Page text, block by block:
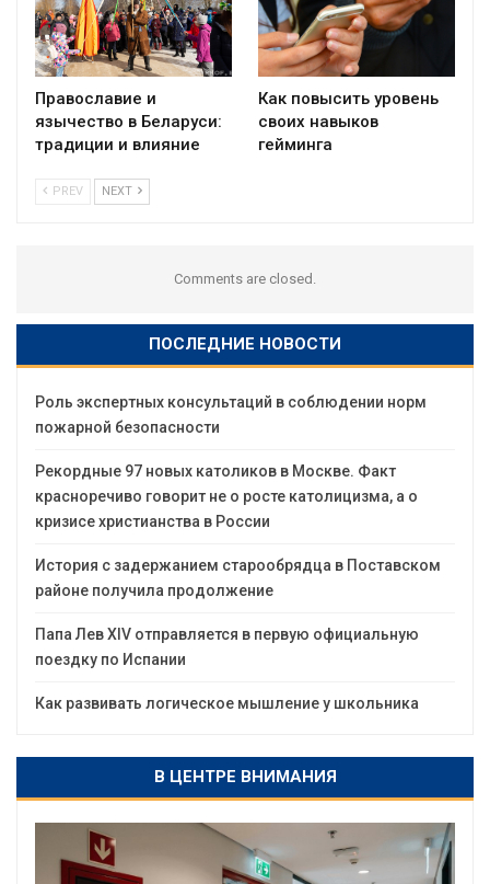
Православие и
язычество в Беларуси:
традиции и влияние
Как повысить уровень
своих навыков
гейминга
PREV NEXT
Comments are closed.
ПОСЛЕДНИЕ НОВОСТИ
Роль экспертных консультаций в соблюдении норм
пожарной безопасности
Рекордные 97 новых католиков в Москве. Факт
красноречиво говорит не о росте католицизма, а о
кризисе христианства в России
История с задержанием старообрядца в Поставском
районе получила продолжение
Папа Лев XIV отправляется в первую официальную
поездку по Испании
Как развивать логическое мышление у школьника
В ЦЕНТРЕ ВНИМАНИЯ